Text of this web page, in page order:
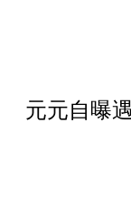
元元自曝